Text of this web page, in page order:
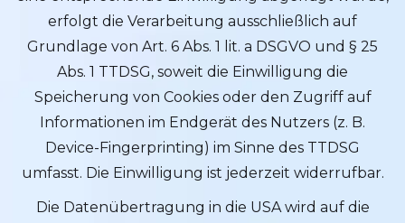
erfolgt die Verarbeitung ausschließlich auf
Grundlage von Art. 6 Abs. 1 lit. a DSGVO und § 25
Abs. 1 TTDSG, soweit die Einwilligung die
Speicherung von Cookies oder den Zugriff auf
Informationen im Endgerät des Nutzers (z. B.
Device-Fingerprinting) im Sinne des TTDSG
umfasst. Die Einwilligung ist jederzeit widerrufbar.
Die Datenübertragung in die USA wird auf die